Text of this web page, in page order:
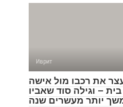
Иврит
את רכבו מול אישה
– וגילה סוד שאביו